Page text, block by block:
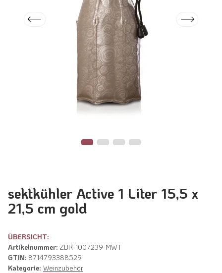
sektkühler Active 1 Liter 15,5 x
21,5 cm gold
ÜBERSICHT:
Artikelnummer: ZBR-1007239-MWT
GTIN: 8714793388529
Kategorie: Weinzubehör